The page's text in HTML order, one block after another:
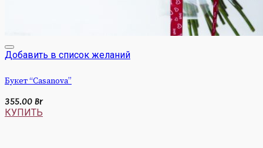
Добавить в список желаний
Букет “Casanova”
355.00 Br
КУПИТЬ